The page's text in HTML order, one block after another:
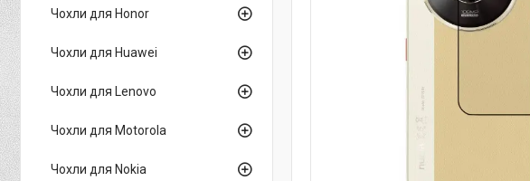
Чохли для Honor
Чохли для Huawei
Чохли для Lenovo
Чохли для Motorola
Чохли для Nokia